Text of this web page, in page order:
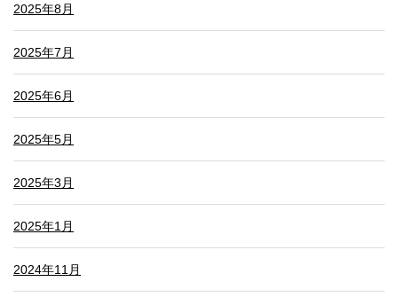
2025年8月
2025年7月
2025年6月
2025年5月
2025年3月
2025年1月
2024年11月